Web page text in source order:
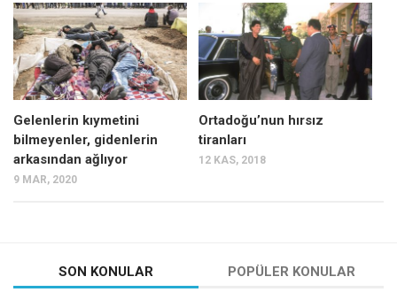
Mehmet Ali Tekin
Abir E. Nahas
Amina S. Jenenkovic
Bağdagül Öz
Esra Elönü
» Yazar arşivi
Kategoriler
Gelenlerin kıymetini
bilmeyenler, gidenlerin
arkasından ağlıyor
9 MAR, 2020
Ortadoğu’nun hırsız
tiranları
12 KAS, 2018
SON KONULAR POPÜLER KONULAR